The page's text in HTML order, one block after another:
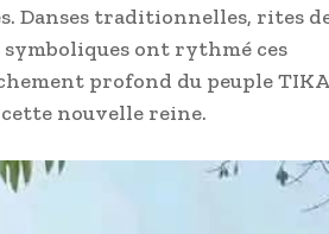
Danses traditionnelles, rites
ont rythmé ces
profond du peuple
nouvelle reine.